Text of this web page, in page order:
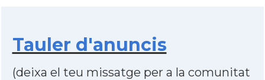
Tauler d'anuncis
(deixa el teu missatge per a la comunitat